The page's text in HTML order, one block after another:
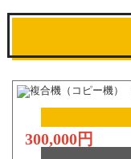
300,000円